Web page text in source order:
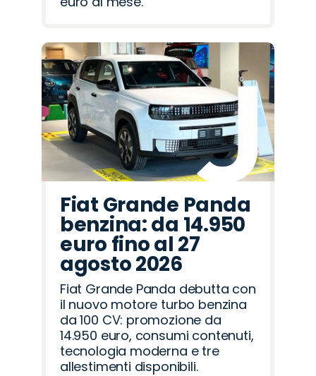
Fiat Grande Panda
benzina: da 14.950
euro fino al 27
agosto 2026
Fiat Grande Panda debutta con
il nuovo motore turbo benzina
da 100 CV: promozione da
14.950 euro, consumi contenuti,
tecnologia moderna e tre
allestimenti disponibili.